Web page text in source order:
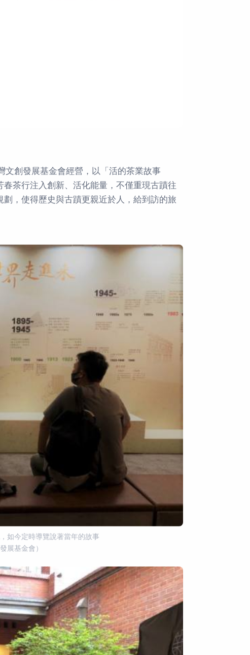
文創發展基金會經營，以「活的茶業故事
茶行注入創新、活化能量，不僅重現古蹟往
，使得歷史與古蹟更親近於人，給到訪的旅
如今定時導覽說著當年的故事
展基金會）